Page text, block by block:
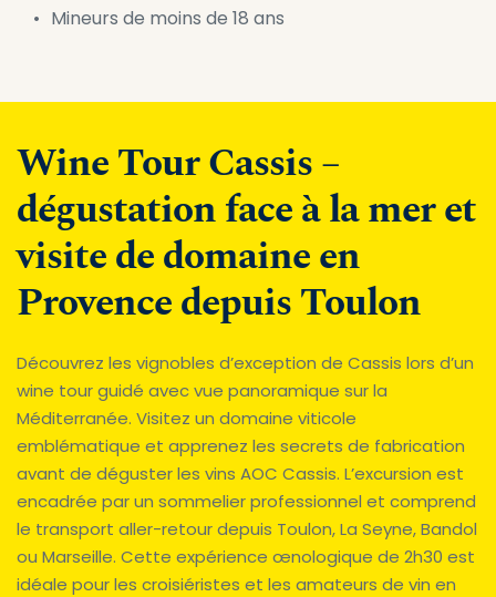
Mineurs de moins de 18 ans
Wine Tour Cassis –
dégustation face à la mer et
visite de domaine en
Provence depuis Toulon
Découvrez les vignobles d’exception de Cassis lors d’un
wine tour guidé avec vue panoramique sur la
Méditerranée. Visitez un domaine viticole
emblématique et apprenez les secrets de fabrication
avant de déguster les vins AOC Cassis. L’excursion est
encadrée par un sommelier professionnel et comprend
le transport aller-retour depuis Toulon, La Seyne, Bandol
ou Marseille. Cette expérience œnologique de 2h30 est
idéale pour les croisiéristes et les amateurs de vin en